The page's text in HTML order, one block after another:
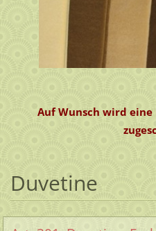
Auf Wunsch wird
Duvetine